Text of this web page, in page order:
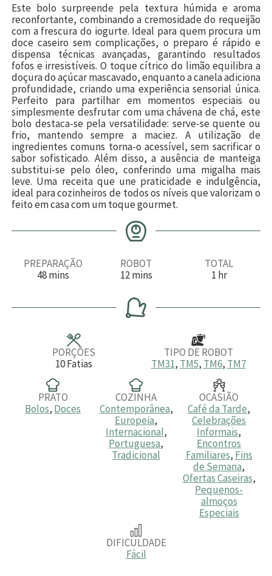
Este bolo surpreende pela textura húmida e aroma
reconfortante, combinando a cremosidade do requeijão
com a frescura do iogurte. Ideal para quem procura um
doce caseiro sem complicações, o preparo é rápido e
dispensa técnicas avançadas, garantindo resultados
fofos e irresistíveis. O toque cítrico do limão equilibra a
doçura do açúcar mascavado, enquanto a canela adiciona
profundidade, criando uma experiência sensorial única.
Perfeito para partilhar em momentos especiais ou
simplesmente desfrutar com uma chávena de chá, este
bolo destaca-se pela versatilidade: serve-se quente ou
frio, mantendo sempre a maciez. A utilização de
ingredientes comuns torna-o acessível, sem sacrificar o
sabor sofisticado. Além disso, a ausência de manteiga
substitui-se pelo óleo, conferindo uma migalha mais
leve. Uma receita que une praticidade e indulgência,
ideal para cozinheiros de todos os níveis que valorizam o
feito em casa com um toque gourmet.
PREPARAÇÃO
48m
u
mins
ROBOT
12m
n
u
t
mins
TOTAL
1h
a
hr
PORÇÕES
10Fatias
TIPO DE ROBOT
TM31, TM5, TM6, TM7
PRATO
Bolos, Doces
COZINHA
Contemporânea,
Europeia,
Internacional,
Portuguesa,
Tradicional
OCASIÃO
Café da Tarde,
Celebrações
Informais,
Encontros
Familiares, Fins
de Semana,
Ofertas Caseiras,
Pequenos-
almoços
Especiais
DIFICULDADE
Fácil